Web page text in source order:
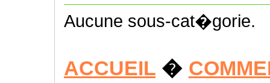
Aucune sous-cat�gorie.
ACCUEIL �